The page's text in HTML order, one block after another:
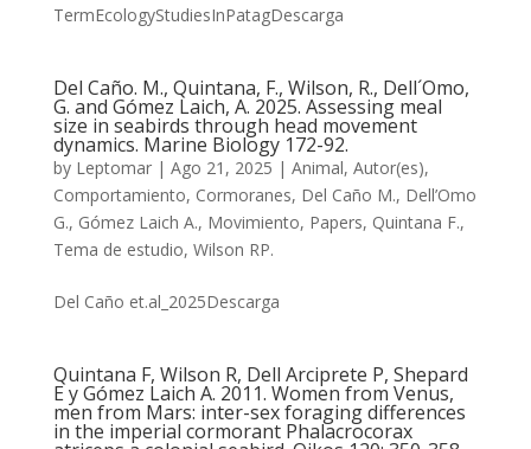
TermEcologyStudiesInPatagDescarga
Del Caño. M., Quintana, F., Wilson, R., Dell´Omo,
G. and Gómez Laich, A. 2025. Assessing meal
size in seabirds through head movement
dynamics. Marine Biology 172-92.
by Leptomar| Ago 21, 2025 | Animal, Autor(es),
Comportamiento, Cormoranes, Del Caño M., Dell’Omo
G., Gómez Laich A., Movimiento, Papers, Quintana F.,
Tema de estudio, Wilson RP.
Del Caño et.al_2025Descarga
Quintana F, Wilson R, Dell Arciprete P, Shepard
E y Gómez Laich A. 2011. Women from Venus,
men from Mars: inter-sex foraging differences
in the imperial cormorant Phalacrocorax